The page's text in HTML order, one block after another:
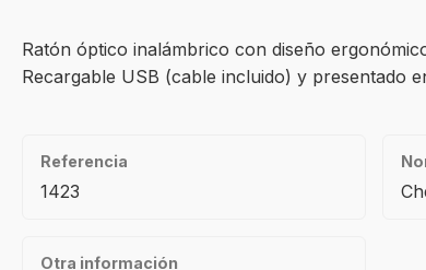
Ratón óptico inalámbrico con diseño
Recargable USB (cable incluido) y presentado
Referencia
1423
Otra información